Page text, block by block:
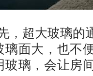
，超大玻璃的
面大，也不
璃，会让房